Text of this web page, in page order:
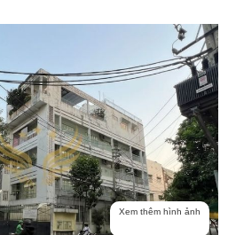
Xem thêm hình ảnh